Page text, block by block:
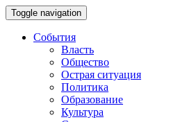
Toggle navigation
События
Власть
Общество
Острая ситуация
Политика
Образование
Культура